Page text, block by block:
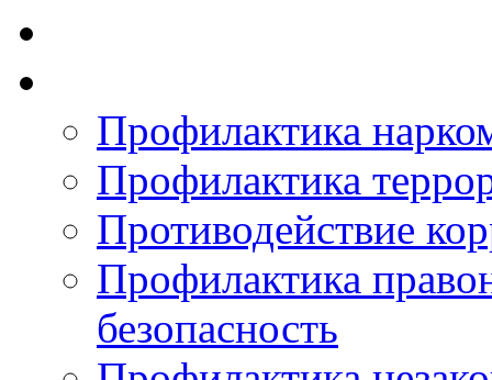
Профилактика
Профилактика
Противодействие
Профилактика
безопасность